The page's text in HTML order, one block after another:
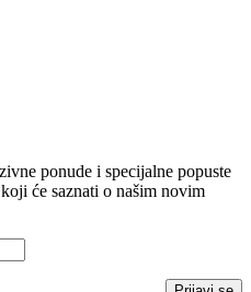
ponude i specijalne popuste
će saznati o našim novim